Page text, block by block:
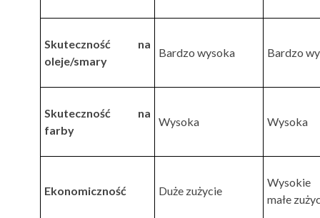
Skuteczność na
oleje/smary
Bardzo wysoka Bardzo
Skuteczność na
farby
Wysoka Wysoka
Ekonomiczność Duże zużycie
Wysokie
małe